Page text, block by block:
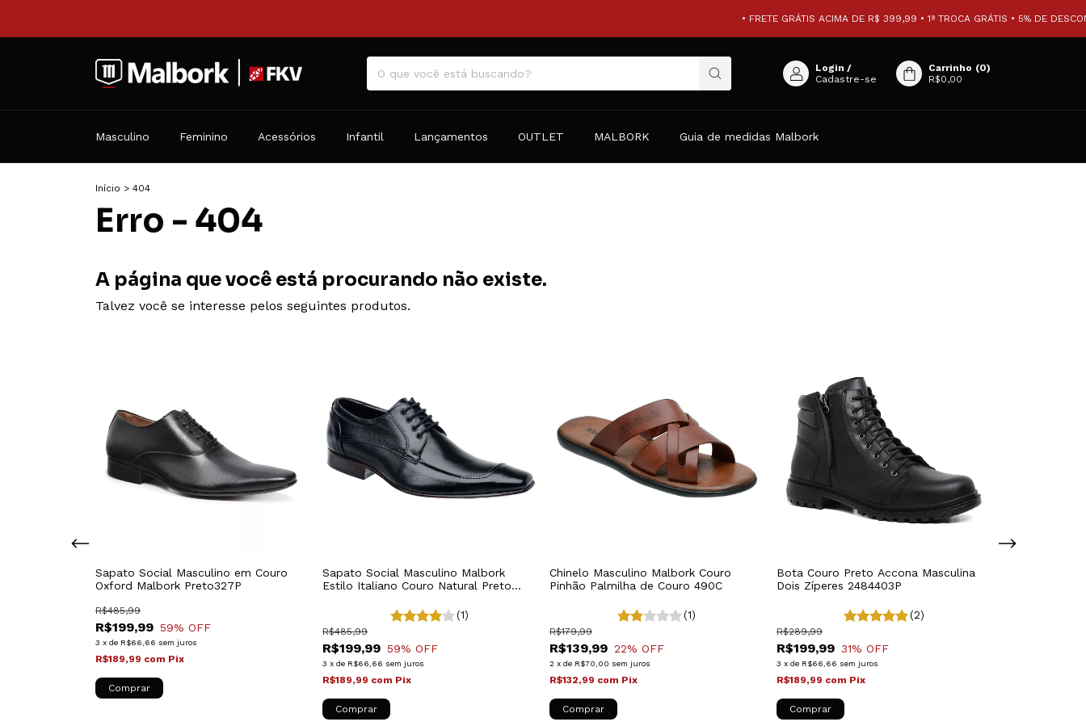
• FRETE GRÁTIS ACIMA DE R$ 399,99 • 1ª TROCA GRÁTIS • 5% DE
Login /
Cadastre-se
Carrinho (0)
R$0,00
Masculino Feminino Acessórios Infantil Lançamentos OUTLET MALBORK Guia de medidas Malbork
Início > 404
Erro - 404
A página que você está procurando não existe.
Talvez você se interesse pelos seguintes produtos.
Sapato Social Masculino em Couro
Oxford Malbork Preto327P
R$199,99
R$485,99
59% OFF
3 x de R$66,66 sem juros
R$189,99 com Pix
Comprar
Sapato Social Masculino Malbork
Estilo Italiano Couro Natural Preto
(1)
R$199,99
R$485,99
59% OFF
3 x de R$66,66 sem juros
R$189,99 com Pix
Comprar
Chinelo Masculino Malbork Couro
Pinhão Palmilha de Couro 490C
(1)
R$139,99
R$179,99
22% OFF
2 x de R$70,00 sem juros
R$132,99 com Pix
Comprar
Bota Couro Preto Accona Masculina
Dois Zíperes 2484403P
(2)
R$199,99
R$289,99
31% OFF
3 x de R$66,66 sem juros
R$189,99 com Pix
Comprar